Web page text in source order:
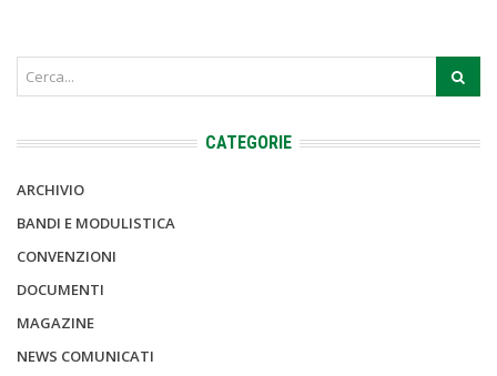
CATEGORIE
ARCHIVIO
BANDI E MODULISTICA
CONVENZIONI
DOCUMENTI
MAGAZINE
NEWS COMUNICATI